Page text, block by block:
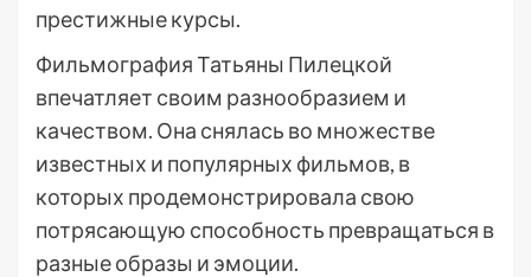
престижные курсы.
Фильмография Татьяны Пилецкой
впечатляет своим разнообразием и
качеством. Она снялась во множестве
известных и популярных фильмов, в
которых продемонстрировала свою
потрясающую способность превращаться в
разные образы и эмоции.